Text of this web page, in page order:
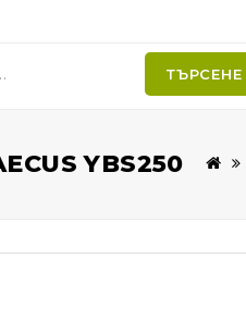
ТЪРСЕНЕ
YBS250